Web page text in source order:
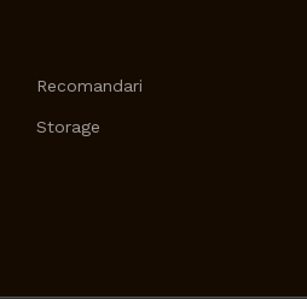
Recomandari
Storage